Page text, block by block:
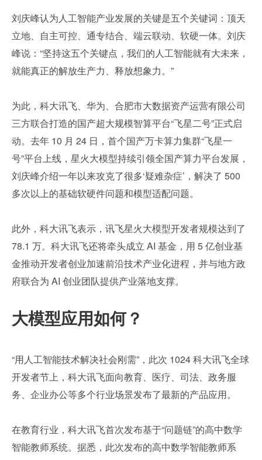
刘庆峰认为人工智能产业发展的关键是五个关键词：顶天
立地、自主可控、通专结合、端云联动、软硬一体。刘庆
峰说：“坚持这五个关键点，我们的人工智能就有大未来，
就能真正的解放生产力、释放想象力。”
为此，科大讯飞、华为、合肥市大数据资产运营有限公司
三方联合打造的国产超大规模智算平台“飞星二号”正式启
动。去年 10 月 24 日，首个国产万卡算力集群“飞星一
号”平台上线，星火大模型持续引领全国产算力平台发展，
刘庆峰介绍一年以来攻克了很多‘疑难杂症’，解决了 500
多次以上的基础软硬件问题和模型适配问题。
此外，科大讯飞表示，讯飞星火大模型开发者规模达到了
78.1 万。科大讯飞还将牵头成立 AI 基金，用 5 亿创业基
金推动开发者创业加速前沿技术产业化进程，并与地方政
府联合为 AI 创业团队提供产业落地支撑。
大模型应用如何？
“用人工智能技术解决社会刚需”，此次 1024 科大讯飞全球
开发者节上，科大讯飞面向教育、医疗、司法、政务服
务、企业办公等多个行业场景发布了最新的产品应用。
在教育行业，科大讯飞首次发布基于“问题链”的高中数学
智能教师系统。据悉，此次发布的高中数学智能教师系